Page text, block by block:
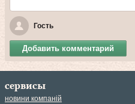
Гость
Добавить комментарий
сервисы
новини компаній